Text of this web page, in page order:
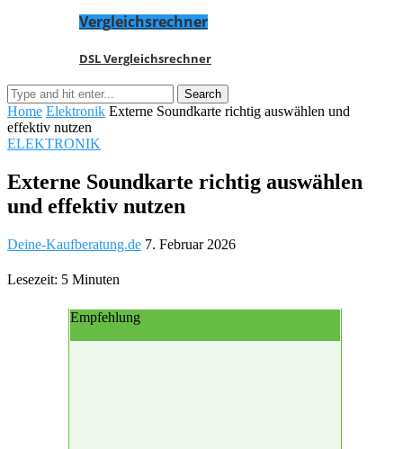
Vergleichsrechner
DSL Vergleichsrechner
Home Elektronik Externe Soundkarte richtig auswählen und
effektiv nutzen
ELEKTRONIK
Externe Soundkarte richtig auswählen
und effektiv nutzen
Deine-Kaufberatung.de 7. Februar 2026
Lesezeit: 5 Minuten
Empfehlung